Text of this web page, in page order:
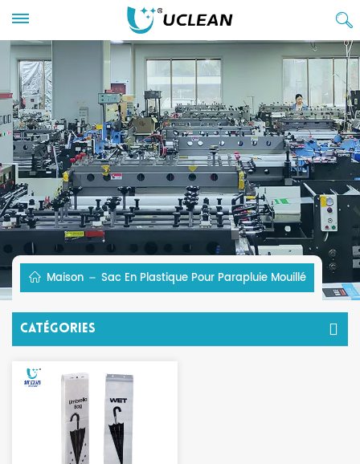
Maison Sac En Plastique Pour Parapluie Mouillé
Catégories